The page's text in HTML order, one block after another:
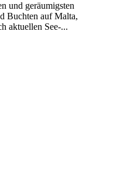
und geräumigsten
Buchten auf Malta,
aktuellen See-...